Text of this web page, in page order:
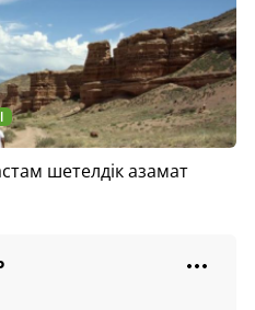
шетелдік азамат